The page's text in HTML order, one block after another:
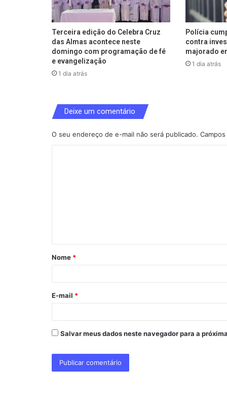
Terceira edição do Celebra Cruz
das Almas acontece neste
domingo com programação de fé
e evangelização
1 dia atrás
Polícia
contra
majorado
1 dia atrás
Deixe um comentário
O seu endereço de e-mail não será publicado.
á
r
*
Nome *
E-mail *
Salvar meus dados neste navegador para a